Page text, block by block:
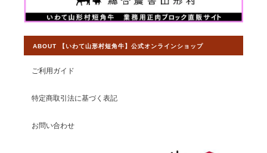
この度は素敵なレビューをいただきまし
サーロインもご満足いただけることを願
ップの変わらぬご愛顧を賜りますようお
ABOUT 【いわて山形村短角牛】公式オンラインショップ
ご利用ガイド
特定商取引法に基づく表記
お問い合わせ